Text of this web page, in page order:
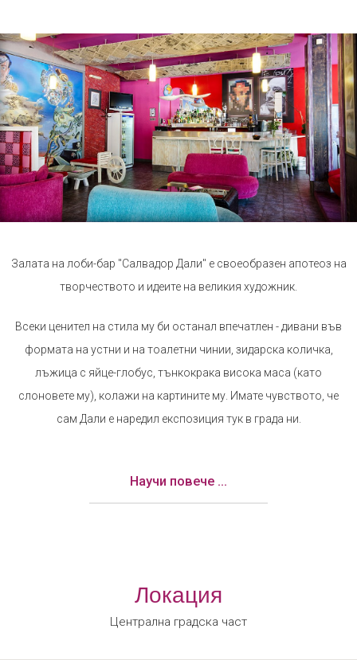
Залата на лоби-бар "Салвадор Дали" е своеобразен апотеоз на
творчеството и идеите на великия художник.
Всеки ценител на стила му би останал впечатлен - дивани във
формата на устни и на тоалетни чинии, зидарска количка,
лъжица с яйце-глобус, тънкокрака висока маса (като
слоновете му), колажи на картините му. Имате чувството, че
сам Дали е наредил експозиция тук в града ни.
Научи повече ...
Локация
Централна градска част